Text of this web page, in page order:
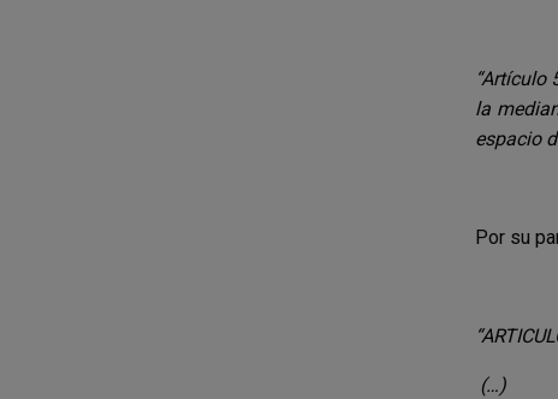
“Artículo
la
espacio
Por su
(…)